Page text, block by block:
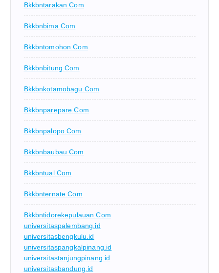
Bkkbntarakan.com
Bkkbnbima.com
Bkkbntomohon.com
Bkkbnbitung.com
Bkkbnkotamobagu.com
Bkkbnparepare.com
Bkkbnpalopo.com
Bkkbnbaubau.com
Bkkbntual.com
Bkkbnternate.com
Bkkbntidorekepulauan.com
universitaspalembang.id
universitasbengkulu.id
universitaspangkalpinang.id
universitastanjungpinang.id
universitasbandung.id